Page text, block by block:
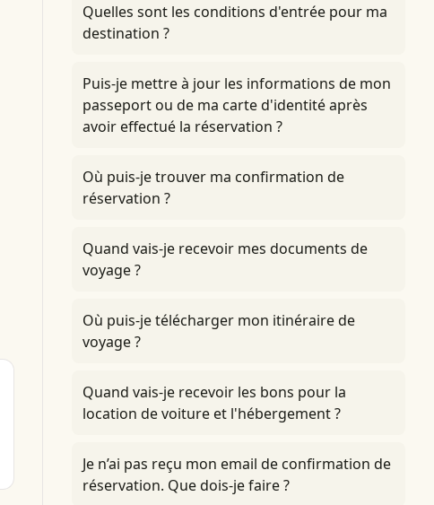
Quelles sont les conditions d'entrée pour ma
destination ?
Puis-je mettre à jour les informations de mon
passeport ou de ma carte d'identité après
avoir effectué la réservation ?
Où puis-je trouver ma confirmation de
réservation ?
Quand vais-je recevoir mes documents de
voyage ?
Où puis-je télécharger mon itinéraire de
voyage ?
Quand vais-je recevoir les bons pour la
location de voiture et l'hébergement ?
Je n’ai pas reçu mon email de confirmation de
réservation. Que dois-je faire ?